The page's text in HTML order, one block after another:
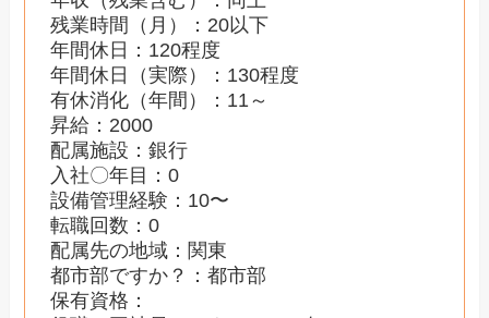
残業時間（月）：20以下
年間休日：120程度
年間休日（実際）：130程度
有休消化（年間）：11～
昇給：2000
配属施設：銀行
入社〇年目：0
設備管理経験：10〜
転職回数：0
配属先の地域：関東
都市部ですか？：都市部
保有資格：